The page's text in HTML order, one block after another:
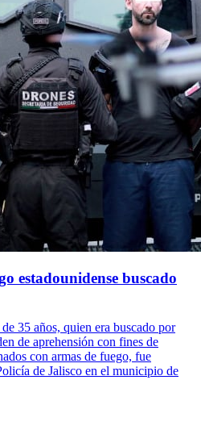
estadounidense buscado
35 años, quien era buscado por
de aprehensión con fines de
con armas de fuego, fue
de Jalisco en el municipio de